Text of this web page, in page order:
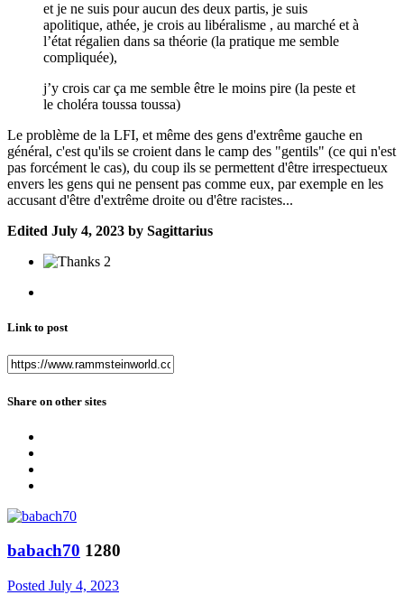
et je ne suis pour aucun des deux partis, je suis
apolitique, athée, je crois au libéralisme , au marché et à
l’état régalien dans sa théorie (la pratique me semble
compliquée),
j’y crois car ça me semble être le moins pire (la peste et
le choléra toussa toussa)
Le problème de la LFI, et même des gens d'extrême gauche en
général, c'est qu'ils se croient dans le camp des "gentils" (ce qui n'est
pas forcément le cas), du coup ils se permettent d'être irrespectueux
envers les gens qui ne pensent pas comme eux, par exemple en les
accusant d'être d'extrême droite ou d'être racistes...
Edited July 4, 2023 by Sagittarius
2
Link to post
Share on other sites
babach70 1280
Posted July 4, 2023